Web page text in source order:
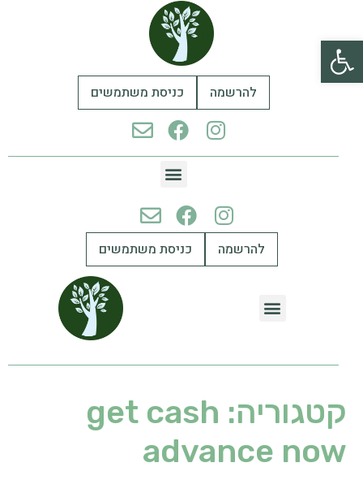
פתח סרגל נגישות
להרשמה כניסת משתמשים
להרשמה כניסת משתמשים
קטגוריה: get cash
advance now